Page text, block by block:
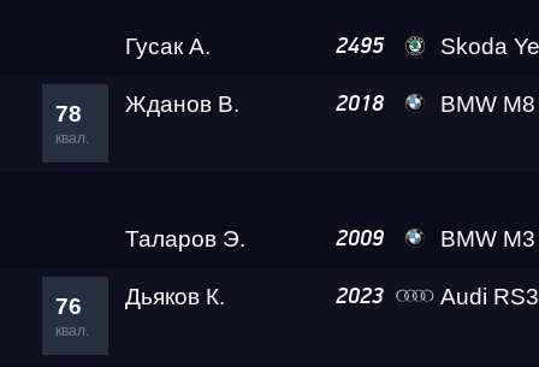
Гусак А.
2495 Skoda
78
квал.
Жданов В. 2018 BMW M8
Таларов Э.
2009 BMW M3
76
квал.
Дьяков К. 2023 Audi